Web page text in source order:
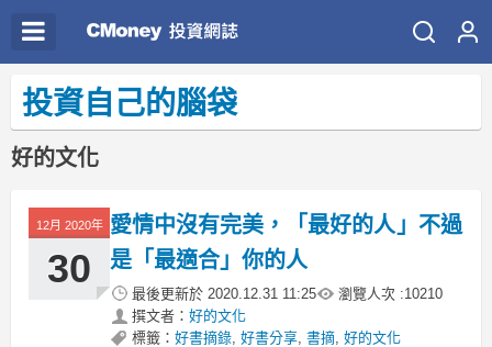
投資自己的腦袋
好的文化
12月 2020年
30
愛情中沒有完美，「最好的人」不過
是「最適合」你的人
最後更新於 2020.12.31 11:25 瀏覽人次 :10210
撰文者： 好的文化
標籤： 好書摘錄, 好書分享, 書摘, 好的文化